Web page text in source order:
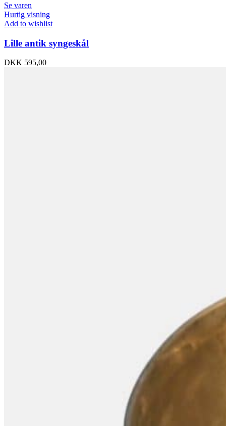
Se varen
Hurtig visning
Add to wishlist
Lille antik syngeskål
DKK 595,00